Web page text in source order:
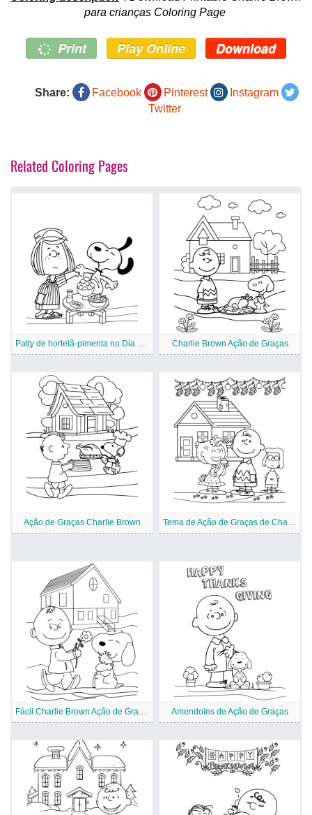
para crianças Coloring Page
Print Play Online Download
Share: Facebook Pinterest
Instagram
Twitter
Related Coloring Pages
Patty de hortelã-pimenta no Dia de Ação de Graças Charlie Brown Ação de Graças
Ação de Graças Charlie Brown Tema de Ação de Graças de Charlie Brown
Fácil Charlie Brown Ação de Graças Amendoins de Ação de Graças